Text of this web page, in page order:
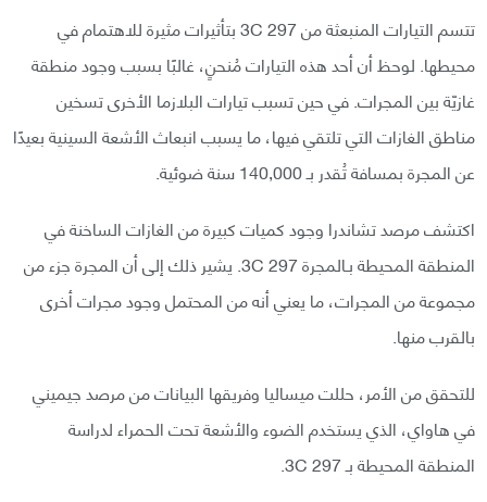
تتسم التيارات المنبعثة من 3C 297 بتأثيرات مثيرة للاهتمام في
محيطها. لوحظ أن أحد هذه التيارات مُنحنٍ، غالبًا بسبب وجود منطقة
غازيّة بين المجرات. في حين تسبب تيارات البلازما الأخرى تسخين
مناطق الغازات التي تلتقي فيها، ما يسبب انبعاث الأشعة السينية بعيدًا
عن المجرة بمسافة تُقدر بـ 140,000 سنة ضوئية.
اكتشف مرصد تشاندرا وجود كميات كبيرة من الغازات الساخنة في
المنطقة المحيطة بـالمجرة 3C 297. يشير ذلك إلى أن المجرة جزء من
مجموعة من المجرات، ما يعني أنه من المحتمل وجود مجرات أخرى
بالقرب منها.
للتحقق من الأمر، حللت ميساليا وفريقها البيانات من مرصد جيميني
في هاواي، الذي يستخدم الضوء والأشعة تحت الحمراء لدراسة
المنطقة المحيطة بـ 3C 297.